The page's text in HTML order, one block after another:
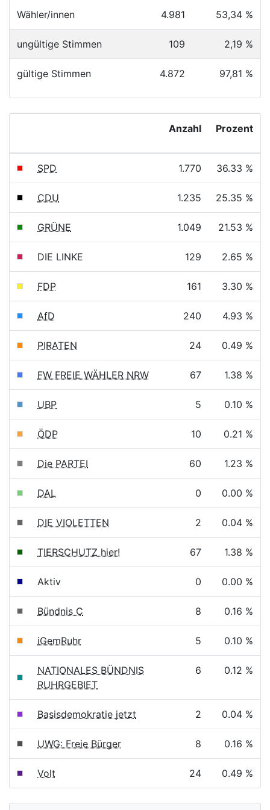
Wähler/innen 4.981 53,34 %
ungültige Stimmen 109 2,19 %
gültige Stimmen 4.872 97,81 %
Anzahl Prozent
SPD 1.770 36.33 %
CDU 1.235 25.35 %
GRÜNE 1.049 21.53 %
DIE LINKE 129 2.65 %
FDP 161 3.30 %
AfD 240 4.93 %
PIRATEN 24 0.49 %
FW FREIE WÄHLER NRW 67 1.38 %
UBP 5 0.10 %
ÖDP 10 0.21 %
Die PARTEI 60 1.23 %
DAL 0 0.00 %
DIE VIOLETTEN 2 0.04 %
TIERSCHUTZ hier! 67 1.38 %
Aktiv 0 0.00 %
Bündnis C 8 0.16 %
iGemRuhr 5 0.10 %
NATIONALES BÜNDNIS
RUHRGEBIET
6 0.12 %
Basisdemokratie jetzt 2 0.04 %
UWG: Freie Bürger 8 0.16 %
Volt 24 0.49 %